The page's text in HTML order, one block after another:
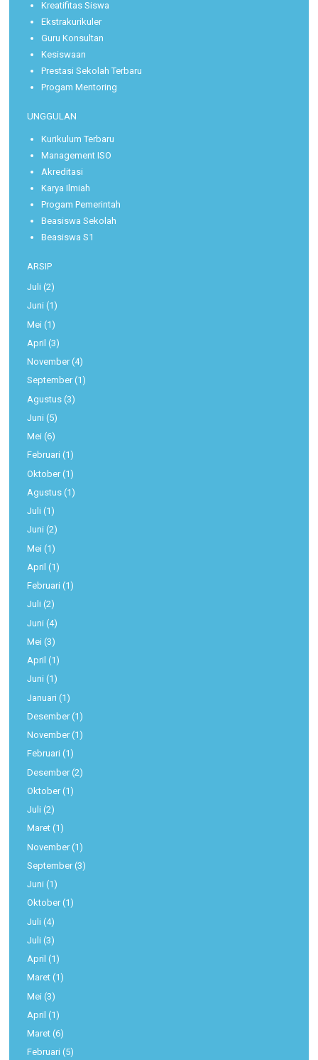
Kreatifitas Siswa
Ekstrakurikuler
Guru Konsultan
Kesiswaan
Prestasi Sekolah Terbaru
Progam Mentoring
UNGGULAN
Kurikulum Terbaru
Management ISO
Akreditasi
Karya Ilmiah
Progam Pemerintah
Beasiswa Sekolah
Beasiswa S1
ARSIP
Juli (2)
Juni (1)
Mei (1)
April (3)
November(4)
September(1)
Agustus (3)
Juni (5)
Mei (6)
Februari (1)
Oktober(1)
Agustus (1)
Juli (1)
Juni (2)
Mei (1)
April (1)
Februari (1)
Juli (2)
Juni (4)
Mei (3)
April (1)
Juni (1)
Januari (1)
Desember(1)
November(1)
Februari (1)
Desember(2)
Oktober(1)
Juli (2)
Maret (1)
November(1)
September(3)
Juni (1)
Oktober(1)
Juli (4)
Juli (3)
April (1)
Maret (1)
Mei (3)
April (1)
Maret (6)
Februari (5)